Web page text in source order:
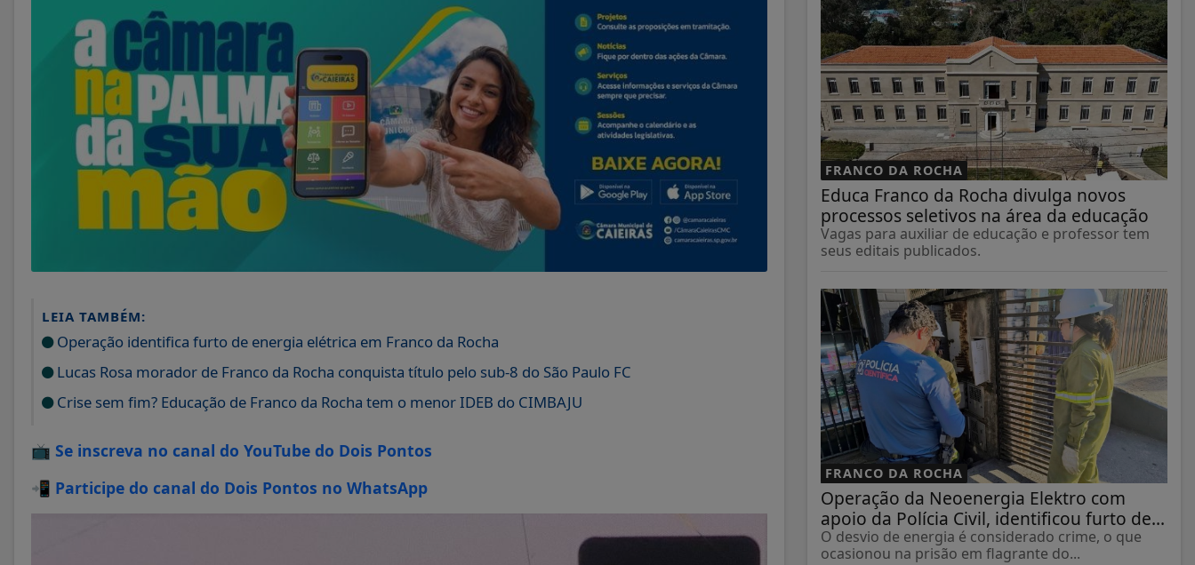
LEIA TAMBÉM:
Operação identifica furto de energia elétrica em Franco da Rocha
Lucas Rosa morador de Franco da Rocha conquista título pelo sub-8 do São Paulo FC
Crise sem fim? Educação de Franco da Rocha tem o menor IDEB do CIMBAJU
📺 Se inscreva no canal do YouTube do Dois Pontos
📲 Participe do canal do Dois Pontos no WhatsApp
FRANCO DA ROCHA
Educa Franco da Rocha divulga novos
processos seletivos na área da educação
Vagas para auxiliar de educação e professor tem
seus editais publicados.
FRANCO DA ROCHA
Operação da Neoenergia Elektro com
apoio da Polícia Civil, identificou furto de...
O desvio de energia é considerado crime, o que
ocasionou na prisão em flagrante do...